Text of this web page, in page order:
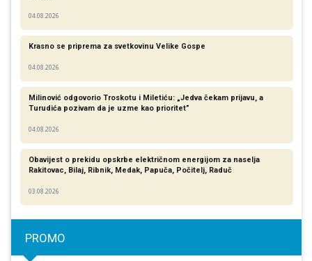
04.08.2026
Krasno se priprema za svetkovinu Velike Gospe
04.08.2026
Milinović odgovorio Troskotu i Miletiću: „Jedva čekam prijavu, a
Turudića pozivam da je uzme kao prioritet”
04.08.2026
Obavijest o prekidu opskrbe električnom energijom za naselja
Rakitovac, Bilaj, Ribnik, Medak, Papuča, Počitelj, Raduč
03.08.2026
PROMO